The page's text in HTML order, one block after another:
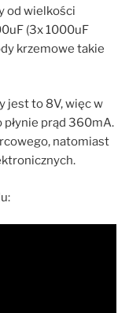
od wielkości
(3x 1000uF
krzemowe takie
jest to 8V, więc w
prąd 360mA.
natomiast